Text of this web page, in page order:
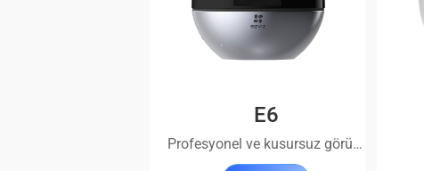
E6
Profesyonel ve kusursuz görüntü